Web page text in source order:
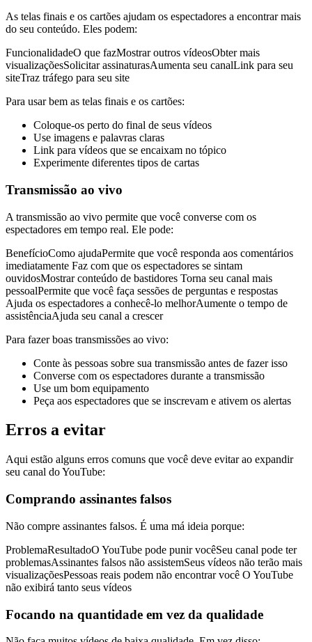
As telas finais e os cartões ajudam os espectadores a encontrar mais
do seu conteúdo. Eles podem:
FuncionalidadeO que fazMostrar outros vídeosObter mais
visualizaçõesSolicitar assinaturasAumenta seu canalLink para seu
siteTraz tráfego para seu site
Para usar bem as telas finais e os cartões:
Coloque-os perto do final de seus vídeos
Use imagens e palavras claras
Link para vídeos que se encaixam no tópico
Experimente diferentes tipos de cartas
Transmissão ao vivo
A transmissão ao vivo permite que você converse com os
espectadores em tempo real. Ele pode:
BenefícioComo ajudaPermite que você responda aos comentários
imediatamente Faz com que os espectadores se sintam
ouvidosMostrar conteúdo de bastidores Torna seu canal mais
pessoalPermite que você faça sessões de perguntas e respostas
Ajuda os espectadores a conhecê-lo melhorAumente o tempo de
assistênciaAjuda seu canal a crescer
Para fazer boas transmissões ao vivo:
Conte às pessoas sobre sua transmissão antes de fazer isso
Converse com os espectadores durante a transmissão
Use um bom equipamento
Peça aos espectadores que se inscrevam e ativem os alertas
Erros a evitar
Aqui estão alguns erros comuns que você deve evitar ao expandir
seu canal do YouTube:
Comprando assinantes falsos
Não compre assinantes falsos. É uma má ideia porque:
ProblemaResultadoO YouTube pode punir vocêSeu canal pode ter
problemasAssinantes falsos não assistemSeus vídeos não terão mais
visualizaçõesPessoas reais podem não encontrar você O YouTube
não exibirá tanto seus vídeos
Focando na quantidade em vez da qualidade